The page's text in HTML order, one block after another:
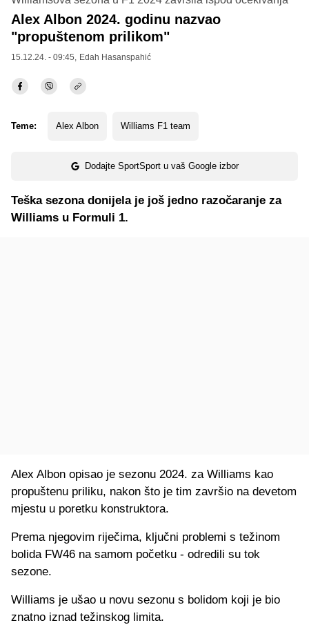
Alex Albon 2024. godinu nazvao
"propuštenom prilikom"
15.12.24. - 09:45, Edah Hasanspahić
Teme: Alex Albon Williams F1 team
Dodajte SportSport u vaš Google izbor
Teška sezona donijela je još jedno razočaranje za
Williams u Formuli 1.
Alex Albon opisao je sezonu 2024. za Williams kao
propuštenu priliku, nakon što je tim završio na devetom
mjestu u poretku konstruktora.
Prema njegovim riječima, ključni problemi s težinom
bolida FW46 na samom početku - odredili su tok
sezone.
Williams je ušao u novu sezonu s bolidom koji je bio
znatno iznad težinskog limita.